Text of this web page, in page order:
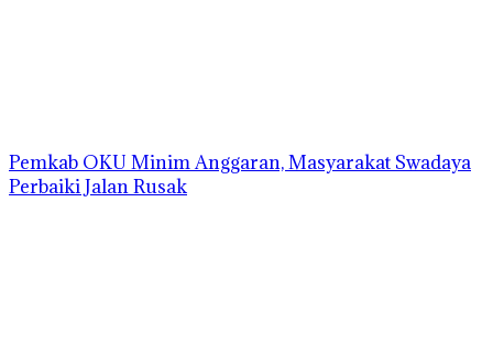
Pemkab OKU Minim Anggaran, Masyarakat Swadaya
Perbaiki Jalan Rusak